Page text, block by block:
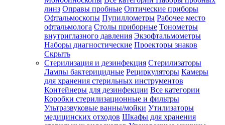
линз Оправы пробные Оптические приборы
Офтальмоскопы Пупиллометры Рабочее место
офтальмолога Столы приборные Тонометры
внутриглазного давления Экзофтальмометры
Наборы диагностические Проекторы знаков
Скрыть
Стерилизация и дезинфекция Стерилизаторы
Лампы бактерицидные Рециркуляторы Камеры
для хранения стерильных инструментов
Контейнеры для дезинфекции Все категории
Коробки стерилизационные и фильтры
Ультразвуковые ванны/мойки Утилизаторы
медицинских отходов Шкафы для хранения